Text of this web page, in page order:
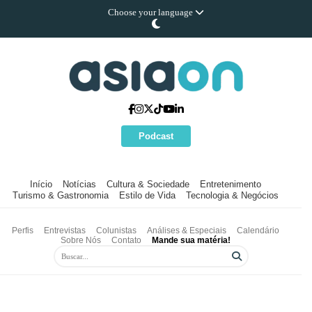
Choose your language
Podcast
Início Notícias Cultura & Sociedade
Entretenimento
Turismo & Gastronomia
Estilo de Vida Tecnologia & Negócios
Perfis Entrevistas Colunistas Análises & Especiais
Calendário
Sobre Nós
Contato Mande sua matéria!